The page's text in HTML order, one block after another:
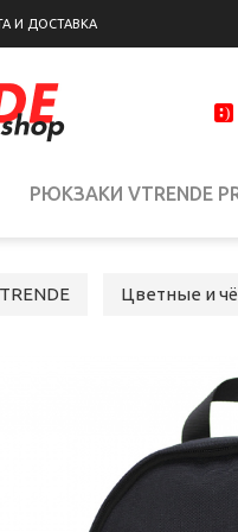
И ДОСТАВКА
РЮКЗАКИ VTRENDE
Цветные и